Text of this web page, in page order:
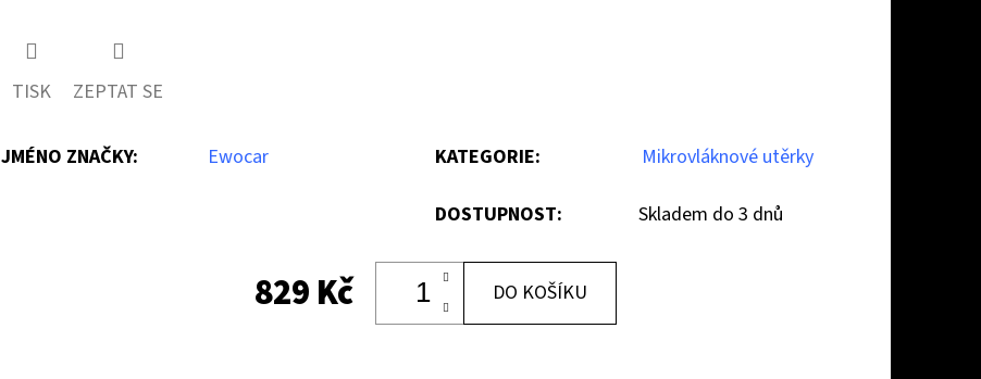
TISK ZEPTAT SE
JMÉNO ZNAČKY: Ewocar KATEGORIE: Mikrovláknové utěrky
DOSTUPNOST: Skladem do 3 dnů
829 Kč DO KOŠÍKU